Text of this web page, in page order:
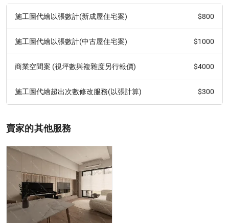
施工圖代繪以張數計(新成屋住宅案) $800
施工圖代繪以張數計(中古屋住宅案) $1000
商業空間案 (視坪數與複雜度另行報價) $4000
施工圖代繪超出次數修改服務(以張計算) $300
賣家的其他服務